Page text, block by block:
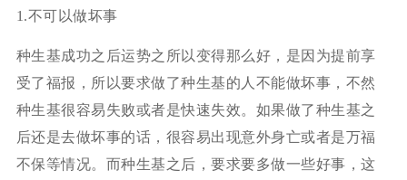
1.不可以做坏事
种生基成功之后运势之所以变得那么好，是因为提前享
受了福报，所以要求做了种生基的人不能做坏事，不然
种生基很容易失败或者是快速失效。如果做了种生基之
后还是去做坏事的话，很容易出现意外身亡或者是万福
不保等情况。而种生基之后，要求要多做一些好事，这